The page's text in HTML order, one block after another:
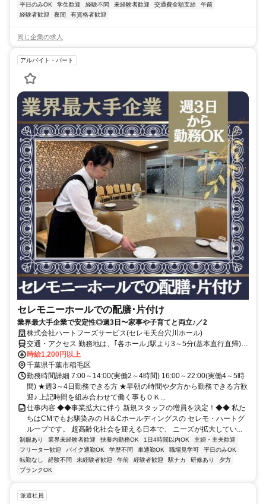
平日のみOK
学生歓迎 経験不問 未経験者歓迎 交通費全額支給
午前
経験者歓迎
夜間 有資格者歓迎
同じ企業の求人
アルバイト・パート
セレモニーホールでの配膳･片付け
業界最大手企業で安定性◎週3日〜家事や子育てと両立♪／2
株式会社ハートフーズサービス(セレモ天台穴川ホール)
交通・アクセス 勤務地は、｢各ホール｣駅より3～5分(基本直行直帰)の
駅近現場多数
時給1,200円以上
千葉県千葉市稲毛区
勤務時間詳細 7:00～14:00(実働2～4時間) 16:00～22:00(実働4～5時
間) ★週3～4日勤務できる方 ★早朝の時間や夕方から勤務できる方歓
迎♪ 上記時間を組み合わせて働く事もＯＫ...
仕事内容 ◆◆事業拡大に伴う 新規スタッフの増員を決定！◆◆ 私た
ちはCMでもお馴染みの H＆Cホールディングスの セレモ・ハートグ
ループです。 超高齢化社会を迎える日本で、 ニーズが拡大してい...
制服あり 業界未経験者歓迎 扶養内勤務OK 1日4時間以内OK
主婦・主夫歓迎
フリーター歓迎
バイク通勤OK 学歴不問 車通勤OK 職場見学可
平日のみOK
転勤なし
経験不問 未経験者歓迎 午前 経験者歓迎 駅ナカ 研修あり
夕方
ブランクOK
派遣社員